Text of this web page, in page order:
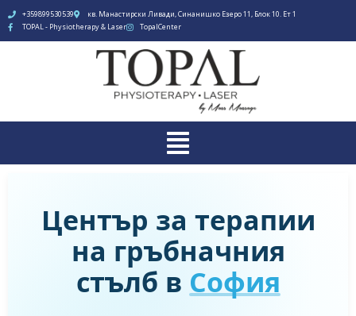
+359899530539
кв. Манастирски Ливади, Синанишко Езеро 11, Блок 10. Ет 1
TOPAL - Physiotherapy & Laser
TopalCenter
Център за терапии
на гръбначния
стълб в София